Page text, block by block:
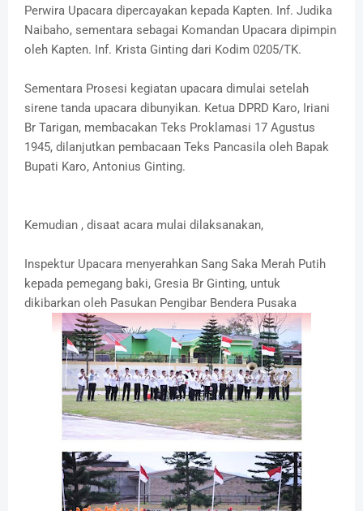
Perwira Upacara dipercayakan kepada Kapten. Inf. Judika
Naibaho, sementara sebagai Komandan Upacara dipimpin
oleh Kapten. Inf. Krista Ginting dari Kodim 0205/TK.
Sementara Prosesi kegiatan upacara dimulai setelah
sirene tanda upacara dibunyikan. Ketua DPRD Karo, Iriani
Br Tarigan, membacakan Teks Proklamasi 17 Agustus
1945, dilanjutkan pembacaan Teks Pancasila oleh Bapak
Bupati Karo, Antonius Ginting.
Kemudian , disaat acara mulai dilaksanakan,
Inspektur Upacara menyerahkan Sang Saka Merah Putih
kepada pemegang baki, Gresia Br Ginting, untuk
dikibarkan oleh Pasukan Pengibar Bendera Pusaka